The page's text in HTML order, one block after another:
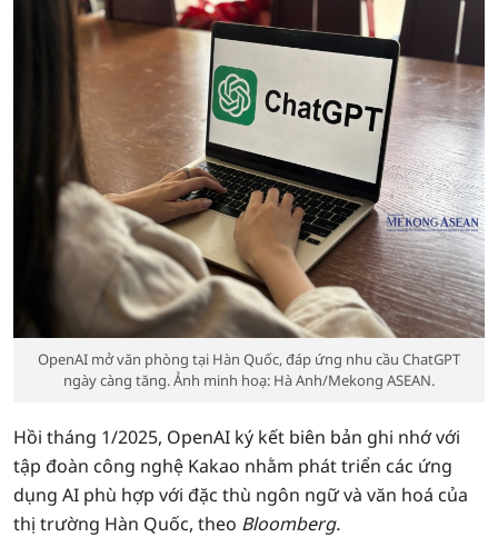
OpenAI mở văn phòng tại Hàn Quốc, đáp ứng nhu cầu ChatGPT
ngày càng tăng. Ảnh minh hoạ: Hà Anh/Mekong ASEAN.
Hồi tháng 1/2025, OpenAI ký kết biên bản ghi nhớ với
tập đoàn công nghệ Kakao nhằm phát triển các ứng
dụng AI phù hợp với đặc thù ngôn ngữ và văn hoá của
thị trường Hàn Quốc, theo Bloomberg.